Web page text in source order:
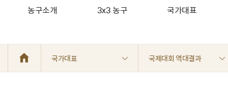
농구소개 3x3 농구 국가대표
국가대표 국제대회 역대결과